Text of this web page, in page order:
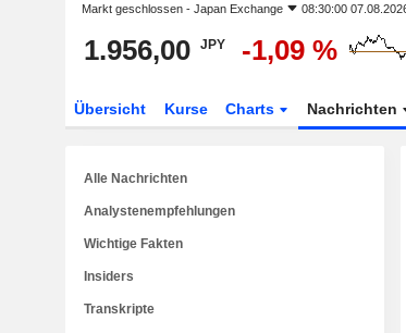
Markt geschlossen - Japan Exchange 08:30:00
1.956,00 JPY -1,09 %
Übersicht Kurse Charts Nachrichten
Alle Nachrichten
Analystenempfehlungen
Wichtige Fakten
Insiders
Transkripte